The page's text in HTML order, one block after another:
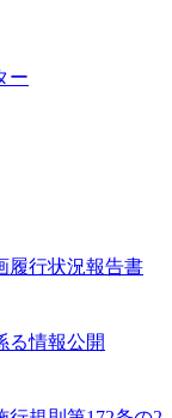
ー
履行状況報告書
る情報公開